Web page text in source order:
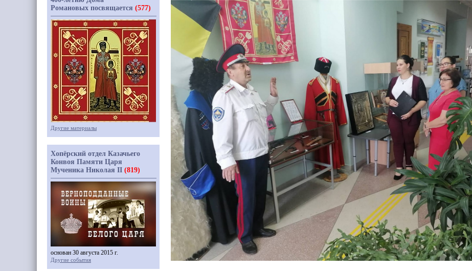
Романовых посвящается (577)
Другие материалы
Хопёрский отдел Казачьего
Конвоя Памяти Царя
Мученика Николая II (819)
основан 30 августа 2015 г.
Другие события